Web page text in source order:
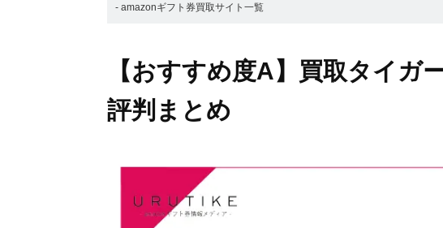
- amazonギフト券買取サイト一覧
【おすすめ度A】買取タイガ
評判まとめ